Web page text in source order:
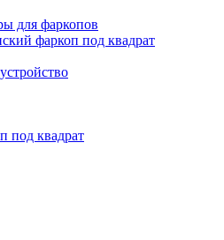
для фаркопов
фаркоп под квадрат
под квадрат